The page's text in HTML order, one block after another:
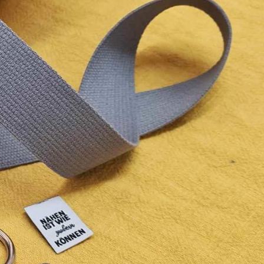
Viskose Stoffe
Alpenfleece
Canvas Stoff
Vlieseline und Einlagen
Maritime Stoffe
Schulanfang
Stofflexikon